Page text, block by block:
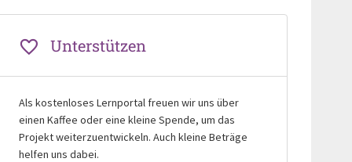
Unterstützen
Als kostenloses Lernportal freuen wir uns über
einen Kaffee oder eine kleine Spende, um das
Projekt weiterzuentwickeln. Auch kleine Beträge
helfen uns dabei.